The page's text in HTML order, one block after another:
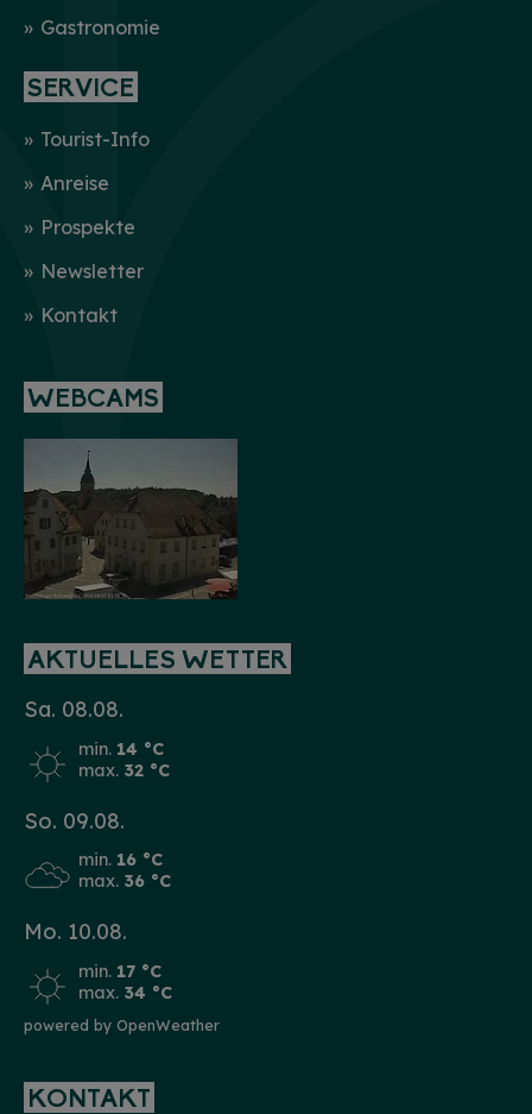
Gastronomie
SERVICE
Tourist-Info
Anreise
Prospekte
Newsletter
Kontakt
WEBCAMS
AKTUELLES WETTER
Sa. 08.08.
min. 14 °C
max. 32 °C
So. 09.08.
min. 16 °C
max. 36 °C
Mo. 10.08.
min. 17 °C
max. 34 °C
powered by OpenWeather
KONTAKT